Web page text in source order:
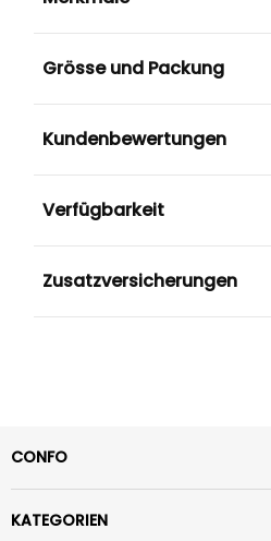
Grösse und Packung
Kundenbewertungen
Verfügbarkeit
Zusatzversicherungen
CONFO
KATEGORIEN